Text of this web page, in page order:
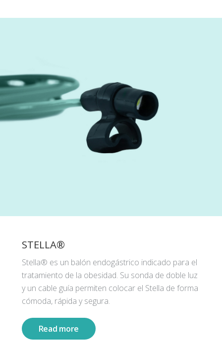
STELLA®
Stella® es un balón endogástrico indicado para el
tratamiento de la obesidad. Su sonda de doble luz
y un cable guía permiten colocar el Stella de forma
cómoda, rápida y segura.
Read more